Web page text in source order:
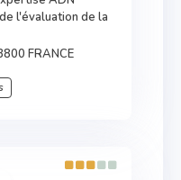
l'évaluation de la
FRANCE